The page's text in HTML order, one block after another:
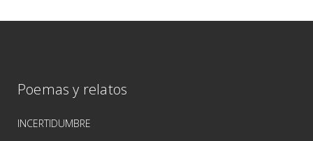
Poemas y relatos
INCERTIDUMBRE